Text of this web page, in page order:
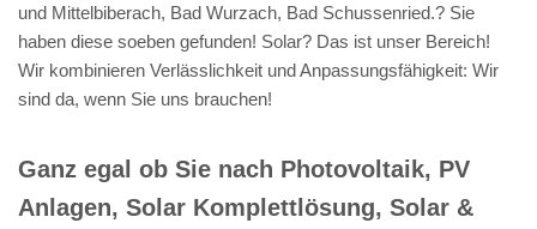
und Mittelbiberach, Bad Wurzach, Bad Schussenried.? Sie
haben diese soeben gefunden! Solar? Das ist unser Bereich!
Wir kombinieren Verlässlichkeit und Anpassungsfähigkeit: Wir
sind da, wenn Sie uns brauchen!
Ganz egal ob Sie nach Photovoltaik, PV
Anlagen, Solar Komplettlösung, Solar &